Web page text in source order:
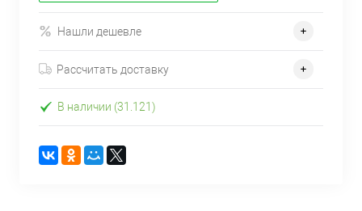
Нашли дешевле
Рассчитать доставку
В наличии (31.121)